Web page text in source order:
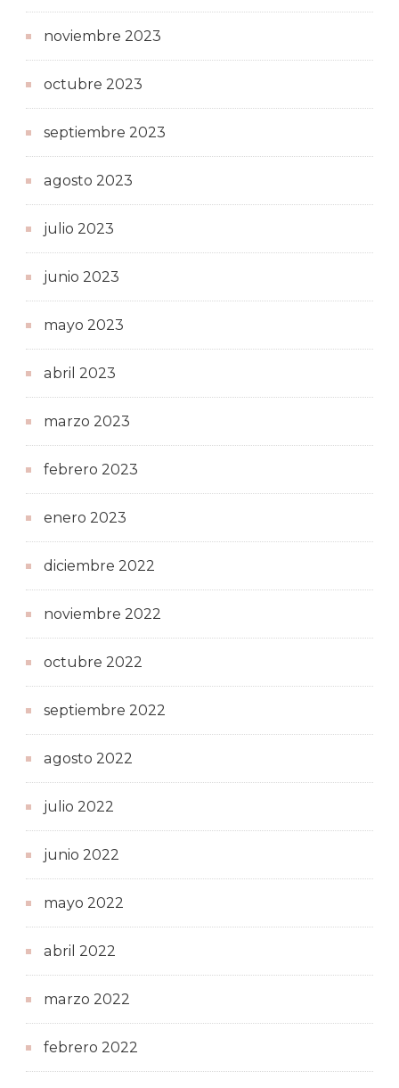
noviembre 2023
octubre 2023
septiembre 2023
agosto 2023
julio 2023
junio 2023
mayo 2023
abril 2023
marzo 2023
febrero 2023
enero 2023
diciembre 2022
noviembre 2022
octubre 2022
septiembre 2022
agosto 2022
julio 2022
junio 2022
mayo 2022
abril 2022
marzo 2022
febrero 2022